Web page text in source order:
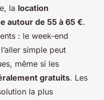
la location
autour de 55 à 65 €.
: le week-end
simple peut
même si les
gratuits. Les
la plus